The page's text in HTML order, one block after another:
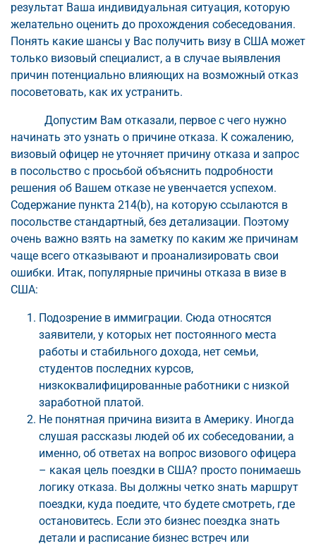
результат Ваша индивидуальная ситуация, которую
желательно оценить до прохождения собеседования.
Понять какие шансы у Вас получить визу в США может
только визовый специалист, а в случае выявления
причин потенциально влияющих на возможный отказ
посоветовать, как их устранить.
Допустим Вам отказали, первое с чего нужно
начинать это узнать о причине отказа. К сожалению,
визовый офицер не уточняет причину отказа и запрос
в посольство с просьбой объяснить подробности
решения об Вашем отказе не увенчается успехом.
Содержание пункта 214(b), на которую ссылаются в
посольстве стандартный, без детализации. Поэтому
очень важно взять на заметку по каким же причинам
чаще всего отказывают и проанализировать свои
ошибки. Итак, популярные причины отказа в визе в
США:
Подозрение в иммиграции. Сюда относятся
заявители, у которых нет постоянного места
работы и стабильного дохода, нет семьи,
студентов последних курсов,
низкоквалифицированные работники с низкой
заработной платой.
Не понятная причина визита в Америку. Иногда
слушая рассказы людей об их собеседовании, а
именно, об ответах на вопрос визового офицера
– какая цель поездки в США? просто понимаешь
логику отказа. Вы должны четко знать маршрут
поездки, куда поедите, что будете смотреть, где
остановитесь. Если это бизнес поездка знать
детали и расписание бизнес встреч или